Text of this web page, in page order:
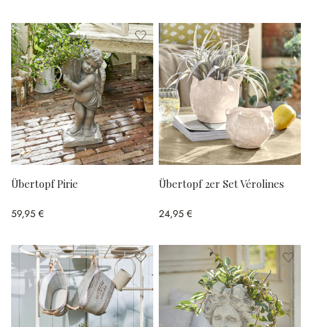
Übertopf Pirie
59,95 €
Übertopf 2er Set Vérolines
24,95 €